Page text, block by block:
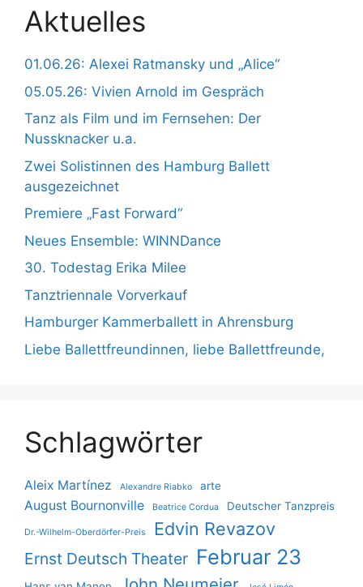
Aktuelles
01.06.26: Alexei Ratmansky und „Alice“
05.05.26: Vivien Arnold im Gespräch
Tanz als Film und im Fernsehen: Der
Nussknacker u.a.
Zwei Solistinnen des Hamburg Ballett
ausgezeichnet
Premiere „Fast Forward“
Neues Ensemble: WINNDance
30. Todestag Erika Milee
Tanztriennale Vorverkauf
Hamburger Kammerballett in Ahrensburg
Liebe Ballettfreundinnen, liebe Ballettfreunde,
Schlagwörter
Aleix Martínez Alexandre Riabko arte
August Bournonville Beatrice Cordua Deutscher Tanzpreis
Dr.-Wilhelm-Oberdörfer-Preis Edvin Revazov
Ernst Deutsch Theater Februar 23